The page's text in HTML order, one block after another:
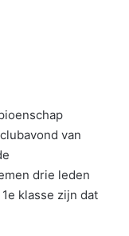
van
drie leden
klasse zijn dat